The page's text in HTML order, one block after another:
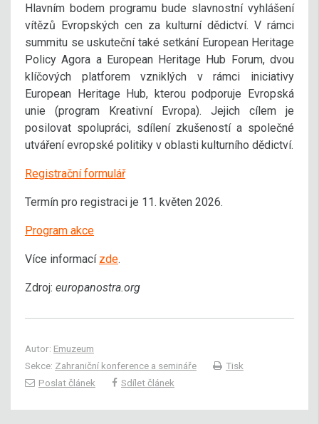
Hlavním bodem programu bude slavnostní vyhlášení
vítězů Evropských cen za kulturní dědictví. V rámci
summitu se uskuteční také setkání European Heritage
Policy Agora a European Heritage Hub Forum, dvou
klíčových platforem vzniklých v rámci iniciativy
European Heritage Hub, kterou podporuje Evropská
unie (program Kreativní Evropa). Jejich cílem je
posilovat spolupráci, sdílení zkušeností a společné
utváření evropské politiky v oblasti kulturního dědictví.
Registrační formulář
Termín pro registraci je 11. květen 2026.
Program akce
Více informací zde.
Zdroj: europanostra.org
Autor: Emuzeum
Sekce: Zahraniční konference a semináře
Tisk
Poslat článek
Sdílet článek